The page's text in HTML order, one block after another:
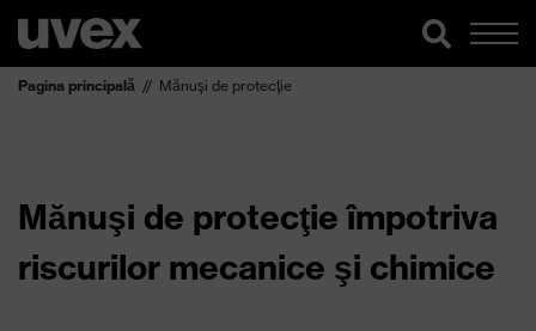
Pagina principală Mănuşi de protecţie
Mănuşi de protecţie împotriva
riscurilor mecanice şi chimice